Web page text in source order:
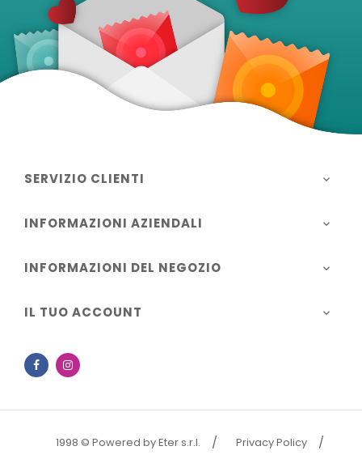
SERVIZIO CLIENTI 
INFORMAZIONI AZIENDALI 
INFORMAZIONI DEL NEGOZIO 
IL TUO ACCOUNT 
Facebook
1998 © Powered by Eter s.r.l. Privacy Policy